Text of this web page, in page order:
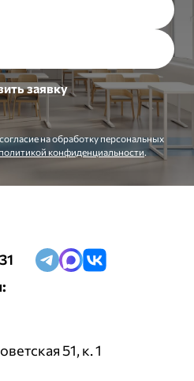
на обработку персональных
политикой конфиденциальности
51, к. 1